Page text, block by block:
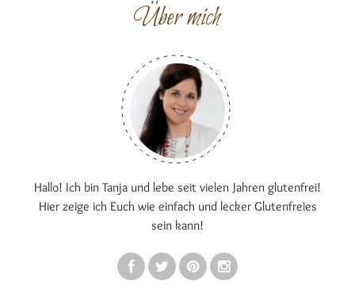
Über mich
Hallo! Ich bin Tanja und lebe seit vielen Jahren glutenfrei!
Hier zeige ich Euch wie einfach und lecker Glutenfreies
sein kann!